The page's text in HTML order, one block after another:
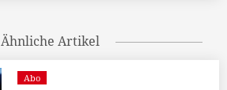
Ähnliche Artikel
Abo